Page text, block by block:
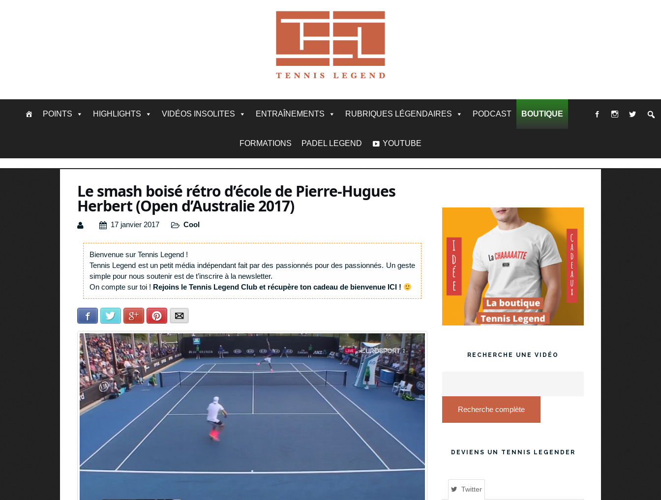
POINTS HIGHLIGHTS VIDÉOS INSOLITES ENTRAÎNEMENTS RUBRIQUES LÉGENDAIRES PODCAST BOUTIQUE
FORMATIONS PADEL LEGEND YOUTUBE
Le smash boisé rétro d’école de Pierre-Hugues
Herbert (Open d’Australie 2017)
17 janvier 2017 Cool
Bienvenue sur Tennis Legend !
Tennis Legend est un petit média indépendant fait par des passionnés pour des passionnés. Un geste
simple pour nous soutenir est de t’inscrire à la newsletter.
On compte sur toi ! Rejoins le Tennis Legend Club et récupère ton cadeau de bienvenue ICI !
Facebook Twitter Google+Pinterest
RECHERCHE UNE VIDÉO
Recherche complète
DEVIENS UN TENNIS LEGENDER
Twitter